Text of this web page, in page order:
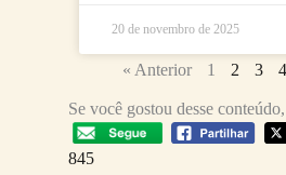
20 de novembro de 2025
« Anterior 1 2 3 4
Se você gostou desse
845